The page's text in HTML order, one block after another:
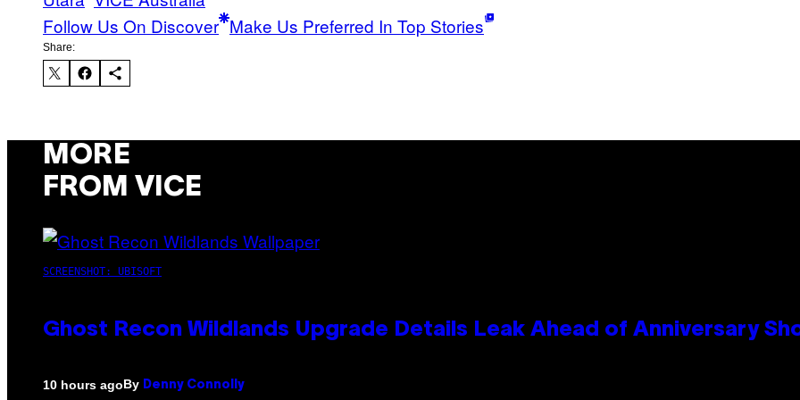
Follow Us On Discover Make Us Preferred In Top Stories
Share:
MORE
FROM VICE
SCREENSHOT: UBISOFT
Ghost Recon Wildlands Upgrade Details Leak Ahead of Anniversary
10 hours agoBy Denny Connolly